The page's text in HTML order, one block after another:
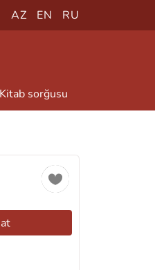
AZ EN RU
Kitab sorğusu